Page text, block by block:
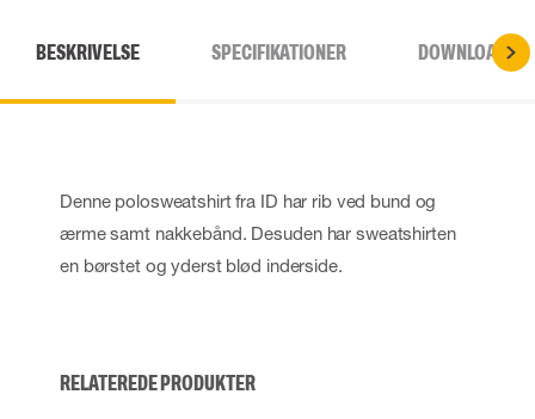
BESKRIVELSE SPECIFIKATIONER DOWNLOADS
Denne polosweatshirt fra ID har rib ved bund og
ærme samt nakkebånd. Desuden har sweatshirten
en børstet og yderst blød inderside.
RELATEREDE PRODUKTER